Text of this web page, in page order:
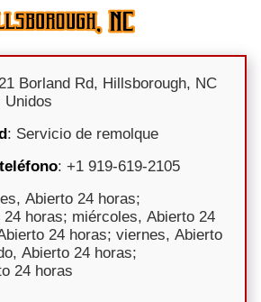
Borland Rd, Hillsborough, NC
Unidos
: Servicio de remolque
: +1 919-619-2105
Abierto 24 horas;
horas; miércoles, Abierto 24
24 horas; viernes, Abierto
Abierto 24 horas;
24 horas